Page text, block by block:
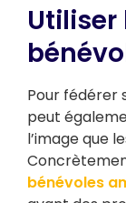
Utiliser
Pour fédérer
peut
l’image que
bénévoles